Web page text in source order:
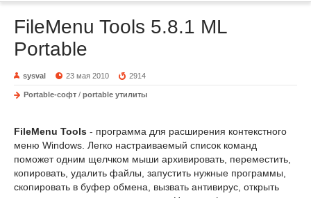
FileMenu Tools 5.8.1 ML
Portable
sysval 23 мая 2010 2914
Portable-софт / portable утилиты
FileMenu Tools - программа для расширения контекстного
меню Windows. Легко настраиваемый список команд
поможет одним щелчком мыши архивировать, переместить,
копировать, удалить файлы, запустить нужные программы,
скопировать в буфер обмена, вызвать антивирус, открыть